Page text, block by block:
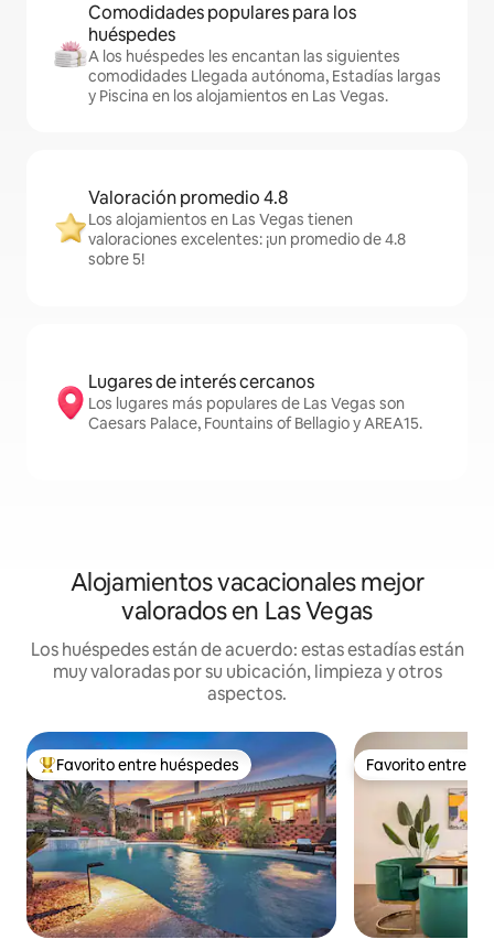
Comodidades populares para los
huéspedes
A los huéspedes les encantan las siguientes
comodidades Llegada autónoma, Estadías largas
y Piscina en los alojamientos en Las Vegas.
Valoración promedio 4.8
Los alojamientos en Las Vegas tienen
valoraciones excelentes: ¡un promedio de 4.8
sobre 5!
Lugares de interés cercanos
Los lugares más populares de Las Vegas son
Caesars Palace, Fountains of Bellagio y AREA15.
Alojamientos vacacionales mejor
valorados en Las Vegas
Los huéspedes están de acuerdo: estas estadías están
muy valoradas por su ubicación, limpieza y otros
aspectos.
Favorito entre huéspedes preferido
Favorito entre huéspedes Favorito entre
Favorito entre